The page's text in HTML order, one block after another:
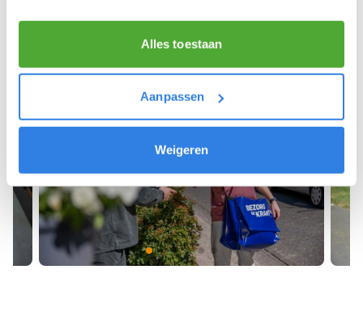
Alles toestaan
Aanpassen
Weigeren